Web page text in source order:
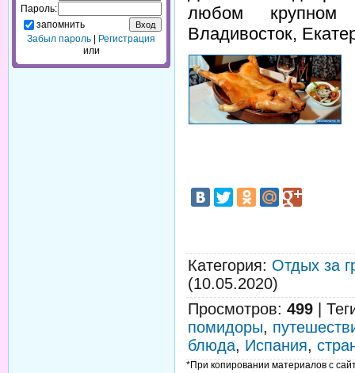
Пароль:
запомнить
Забыл пароль
Регистрация
или
любом крупном
Владивосток,
Категория: Отдых за
(10.05.2020)
Просмотров: 499
помидоры,
блюда, Испания,
*При копировании материалов с